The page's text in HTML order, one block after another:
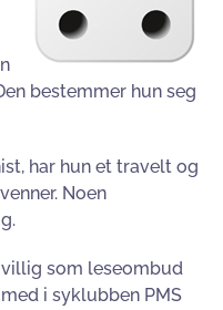
bestemmer hun seg
har hun et travelt og
Noen
som leseombud
i syklubben PMS